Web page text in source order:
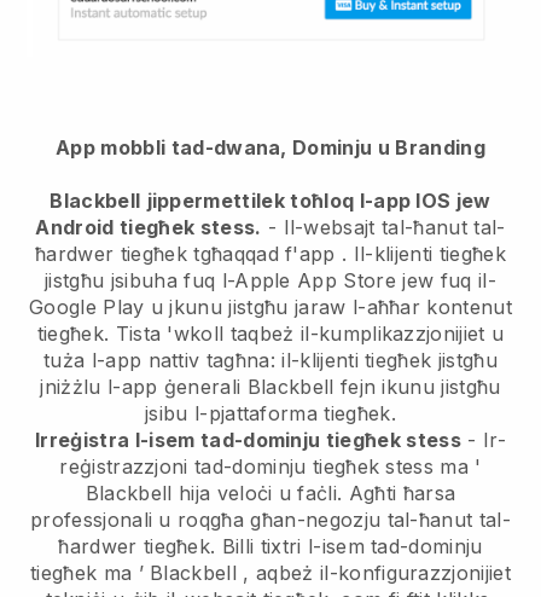
App mobbli tad-dwana, Dominju u Branding
Blackbell jippermettilek toħloq l-app IOS jew
Android tiegħek stess. - Il-websajt tal-ħanut tal-
ħardwer tiegħek tgħaqqad f'app . Il-klijenti tiegħek
jistgħu jsibuha fuq l-Apple App Store jew fuq il-
Google Play u jkunu jistgħu jaraw l-aħħar kontenut
tiegħek. Tista 'wkoll taqbeż il-kumplikazzjonijiet u
tuża l-app nattiv tagħna: il-klijenti tiegħek jistgħu
jniżżlu l-app ġenerali Blackbell fejn ikunu jistgħu
jsibu l-pjattaforma tiegħek.
Irreġistra l-isem tad-dominju tiegħek stess- Ir-
reġistrazzjoni tad-dominju tiegħek stess ma '
Blackbell hija veloċi u faċli. Agħti ħarsa
professjonali u roqgħa għan-negozju tal-ħanut tal-
ħardwer tiegħek. Billi tixtri l-isem tad-dominju
tiegħek ma ’ Blackbell , aqbeż il-konfigurazzjonijiet